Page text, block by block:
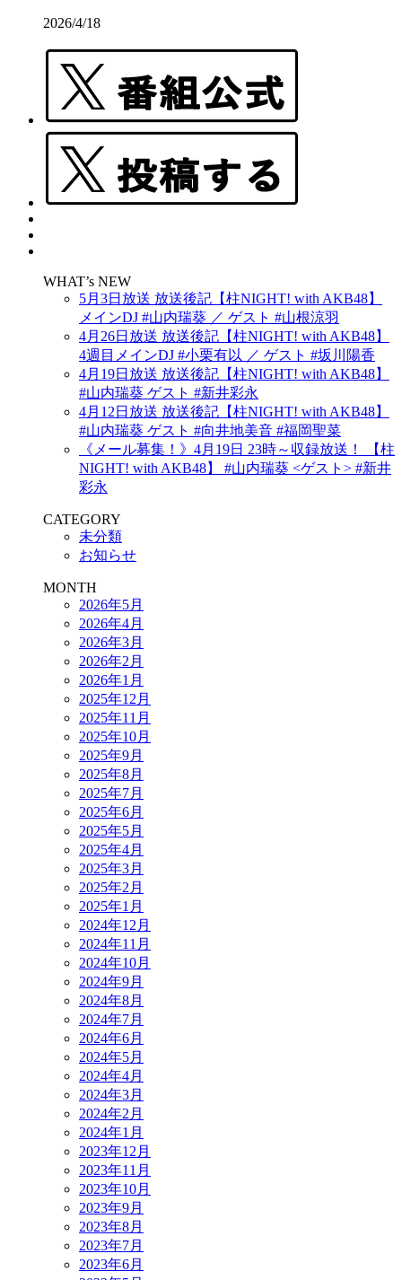
2026/4/18
WHAT’s NEW
5月3日放送 放送後記【柱NIGHT! with AKB48】
メインDJ #山内瑞葵 ／ ゲスト #山根涼羽
4月26日放送 放送後記【柱NIGHT! with AKB48】
4週目メインDJ #小栗有以 ／ ゲスト #坂川陽香
4月19日放送 放送後記【柱NIGHT! with AKB48】
#山内瑞葵 ゲスト #新井彩永
4月12日放送 放送後記【柱NIGHT! with AKB48】
#山内瑞葵 ゲスト #向井地美音 #福岡聖菜
《メール募集！》4月19日 23時～収録放送！ 【柱
NIGHT! with AKB48】 #山内瑞葵 <ゲスト> #新井
彩永
CATEGORY
未分類
お知らせ
MONTH
2026年5月
2026年4月
2026年3月
2026年2月
2026年1月
2025年12月
2025年11月
2025年10月
2025年9月
2025年8月
2025年7月
2025年6月
2025年5月
2025年4月
2025年3月
2025年2月
2025年1月
2024年12月
2024年11月
2024年10月
2024年9月
2024年8月
2024年7月
2024年6月
2024年5月
2024年4月
2024年3月
2024年2月
2024年1月
2023年12月
2023年11月
2023年10月
2023年9月
2023年8月
2023年7月
2023年6月